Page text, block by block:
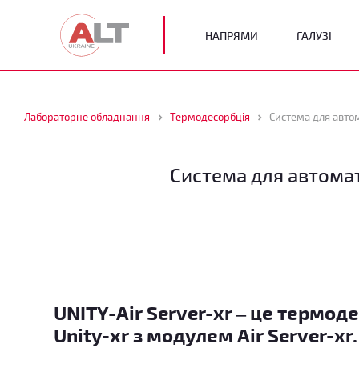
НАПРЯМИ ГАЛУЗІ
Лабораторне обладнання Термодесорбція Система для
Система для
UNITY-Air Server-xr – це
Unity-xr з модулем Air Server-xr.